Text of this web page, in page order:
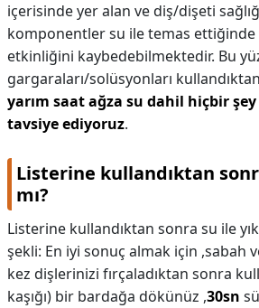
içerisinde yer alan ve diş/dişeti
komponentler su ile temas
etkinliğini kaybedebilmektedir. Bu
gargaraları/solüsyonları
yarım saat ağza su dahil hiçbir şey
tavsiye ediyoruz.
Listerine kullandıktan
mı?
Listerine kullandıktan sonra su ile
şekli: En iyi sonuç almak için ,sabah
kez dişlerinizi fırçaladıktan sonra
kaşığı) bir bardağa dökünüz ,30sn